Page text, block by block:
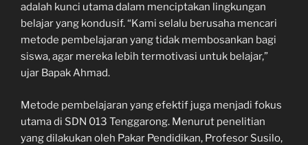
adalah kunci utama dalam menciptakan lingkungan
belajar yang kondusif. “Kami selalu berusaha mencari
metode pembelajaran yang tidak membosankan bagi
siswa, agar mereka lebih termotivasi untuk belajar,”
ujar Bapak Ahmad.
Metode pembelajaran yang efektif juga menjadi fokus
utama di SDN 013 Tenggarong. Menurut penelitian
yang dilakukan oleh Pakar Pendidikan, Profesor Susilo,